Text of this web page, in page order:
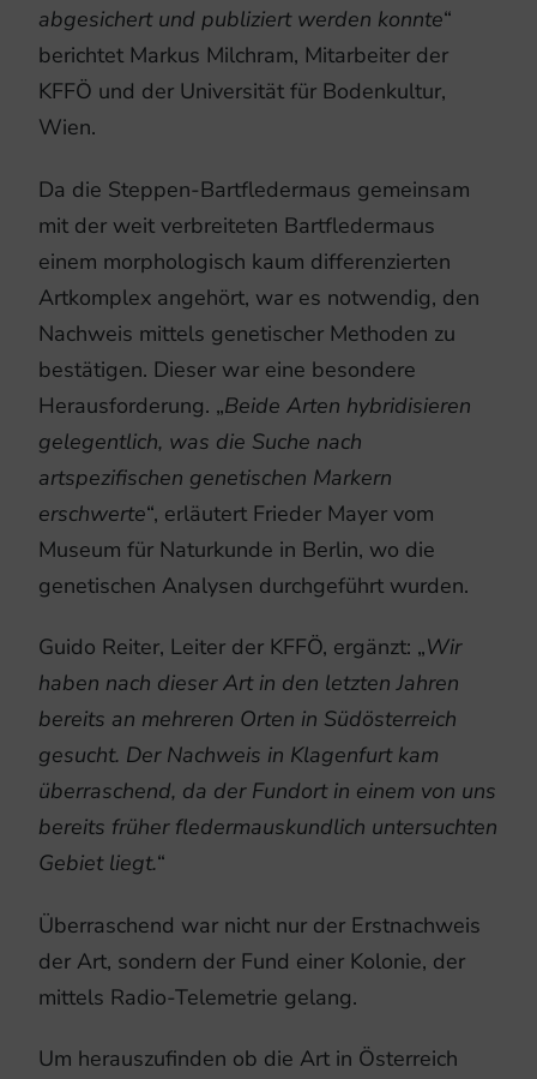
abgesichert und publiziert werden konnte“
berichtet Markus Milchram, Mitarbeiter der
KFFÖ und der Universität für Bodenkultur,
Wien.
Da die Steppen-Bartfledermaus gemeinsam
mit der weit verbreiteten Bartfledermaus
einem morphologisch kaum differenzierten
Artkomplex angehört, war es notwendig, den
Nachweis mittels genetischer Methoden zu
bestätigen. Dieser war eine besondere
Herausforderung. „Beide Arten hybridisieren
gelegentlich, was die Suche nach
artspezifischen genetischen Markern
erschwerte“, erläutert Frieder Mayer vom
Museum für Naturkunde in Berlin, wo die
genetischen Analysen durchgeführt wurden.
Guido Reiter, Leiter der KFFÖ, ergänzt: „Wir
haben nach dieser Art in den letzten Jahren
bereits an mehreren Orten in Südösterreich
gesucht. Der Nachweis in Klagenfurt kam
überraschend, da der Fundort in einem von uns
bereits früher fledermauskundlich untersuchten
Gebiet liegt.“
Überraschend war nicht nur der Erstnachweis
der Art, sondern der Fund einer Kolonie, der
mittels Radio-Telemetrie gelang.
Um herauszufinden ob die Art in Österreich